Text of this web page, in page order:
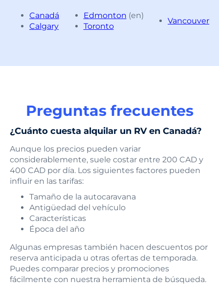
Canadá
Calgary
Edmonton (en)
Toronto
Vancouver
Preguntas frecuentes
¿Cuánto cuesta alquilar un RV en Canadá?
Aunque los precios pueden variar
considerablemente, suele costar entre 200 CAD y
400 CAD por día. Los siguientes factores pueden
influir en las tarifas:
Tamaño de la autocaravana
Antigüedad del vehículo
Características
Época del año
Algunas empresas también hacen descuentos por
reserva anticipada u otras ofertas de temporada.
Puedes comparar precios y promociones
fácilmente con nuestra herramienta de búsqueda.